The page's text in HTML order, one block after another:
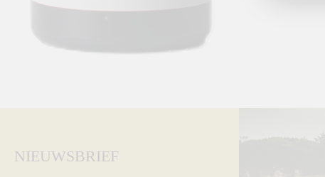
NIEUWSBRIEF